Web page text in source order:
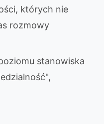
których nie
rozmowy
stanowiska